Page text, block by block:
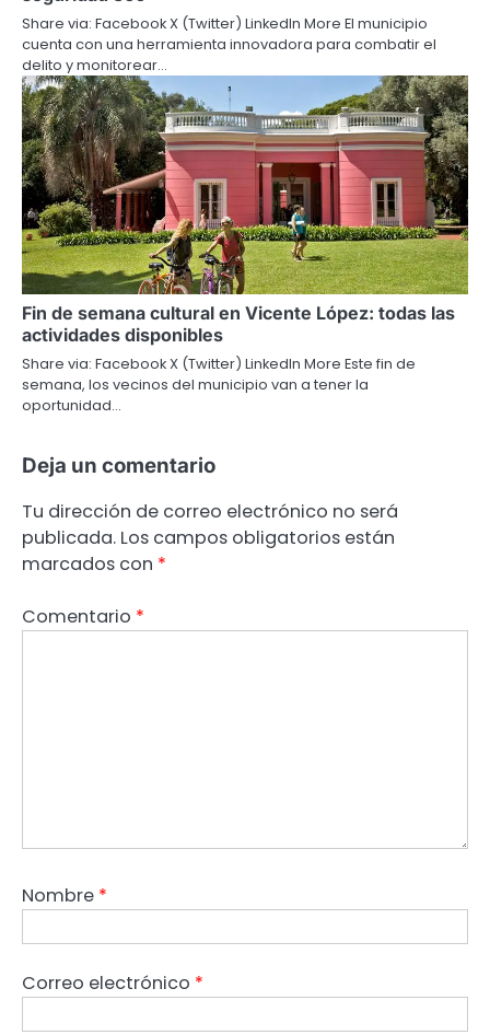
Share via: Facebook X (Twitter) LinkedIn More El municipio
cuenta con una herramienta innovadora para combatir el
delito y monitorear…
Fin de semana cultural en Vicente López: todas las
actividades disponibles
Share via: Facebook X (Twitter) LinkedIn More Este fin de
semana, los vecinos del municipio van a tener la
oportunidad…
Deja un comentario
Tu dirección de correo electrónico no será
publicada. Los campos obligatorios están
marcados con *
Comentario *
Nombre *
Correo electrónico *